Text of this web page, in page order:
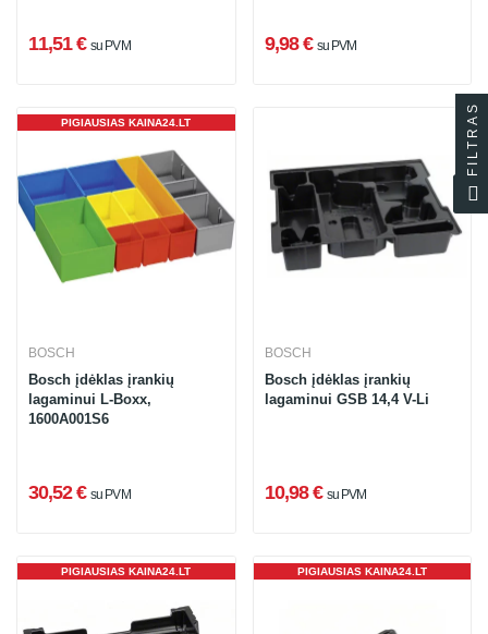
11,51 € su PVM 9,98 € su PVM
PIGIAUSIAS KAINA24.LT
BOSCH
Bosch įdėklas įrankių
lagaminui L-Boxx,
1600A001S6
30,52 € su PVM
BOSCH
Bosch įdėklas įrankių
lagaminui GSB 14,4 V-Li
10,98 € su PVM
PIGIAUSIAS KAINA24.LT PIGIAUSIAS KAINA24.LT
FILTRAS